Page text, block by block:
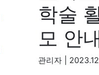
학술
모 안
관리자